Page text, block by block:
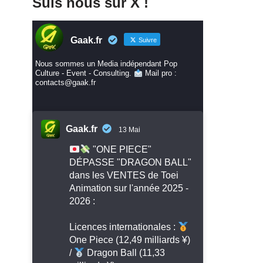
Gaak.fr Suivre
Nous sommes un Media indépendant Pop
Culture - Event - Consulting.
Mail pro :
contacts@gaak.fr
Gaak.fr 13 Mai
"ONE PIECE"
DÉPASSE "DRAGON BALL"
dans les VENTES de Toei
Animation sur l'année 2025 -
2026 :
Licences internationales :
One Piece (12,49 milliards ¥)
/
Dragon Ball (11,33